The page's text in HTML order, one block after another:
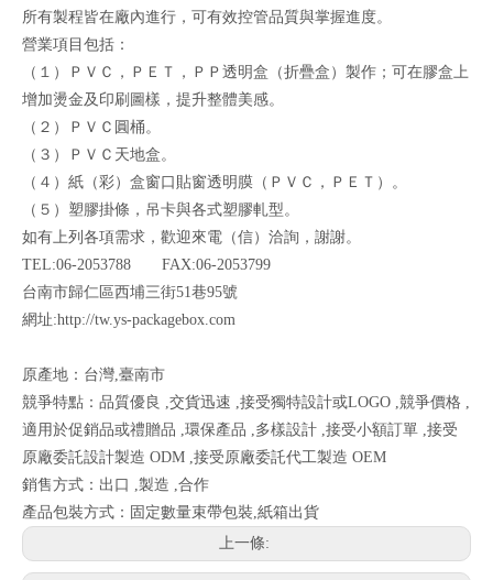
所有製程皆在廠內進行，可有效控管品質與掌握進度。
營業項目包括：
（１）ＰＶＣ，ＰＥＴ，ＰＰ透明盒（折疊盒）製作；可在膠盒上
增加燙金及印刷圖樣，提升整體美感。
（２）ＰＶＣ圓桶。
（３）ＰＶＣ天地盒。
（４）紙（彩）盒窗口貼窗透明膜（ＰＶＣ，ＰＥＴ）。
（５）塑膠掛條，吊卡與各式塑膠軋型。
如有上列各項需求，歡迎來電（信）洽詢，謝謝。
TEL:06-2053788 FAX:06-2053799
台南市歸仁區西埔三街51巷95號
網址:http://tw.ys-packagebox.com
原產地：台灣,臺南市
競爭特點：品質優良 ,交貨迅速 ,接受獨特設計或LOGO ,競爭價格 ,
適用於促銷品或禮贈品 ,環保產品 ,多樣設計 ,接受小額訂單 ,接受
原廠委託設計製造 ODM ,接受原廠委託代工製造 OEM
銷售方式：出口 ,製造 ,合作
產品包裝方式：固定數量束帶包裝,紙箱出貨
上一條: